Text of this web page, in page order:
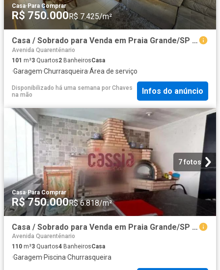
Casa·Para Comprar
R$ 750.000R$ 7.425/m²
Casa / Sobrado para Venda em Praia Grande/SP Guilhermina 3 Quartos
Avenida Quarenténario
101 m²3 Quartos2 BanheirosCasa
·Garagem·Churrasqueira·Área de serviço
Disponibilizado há uma semana por Chaves
na mão
Infos do anúncio
7 fotos
Casa·Para Comprar
R$ 750.000R$ 6.818/m²
Casa / Sobrado para Venda em Praia Grande/SP Tupi 3 Quartos
Avenida Quarenténario
110 m²3 Quartos4 BanheirosCasa
·Garagem·Piscina·Churrasqueira